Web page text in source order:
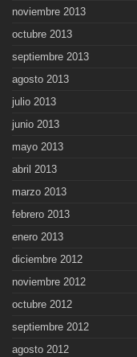
noviembre 2013
octubre 2013
septiembre 2013
agosto 2013
julio 2013
junio 2013
mayo 2013
abril 2013
marzo 2013
febrero 2013
enero 2013
diciembre 2012
noviembre 2012
octubre 2012
septiembre 2012
agosto 2012